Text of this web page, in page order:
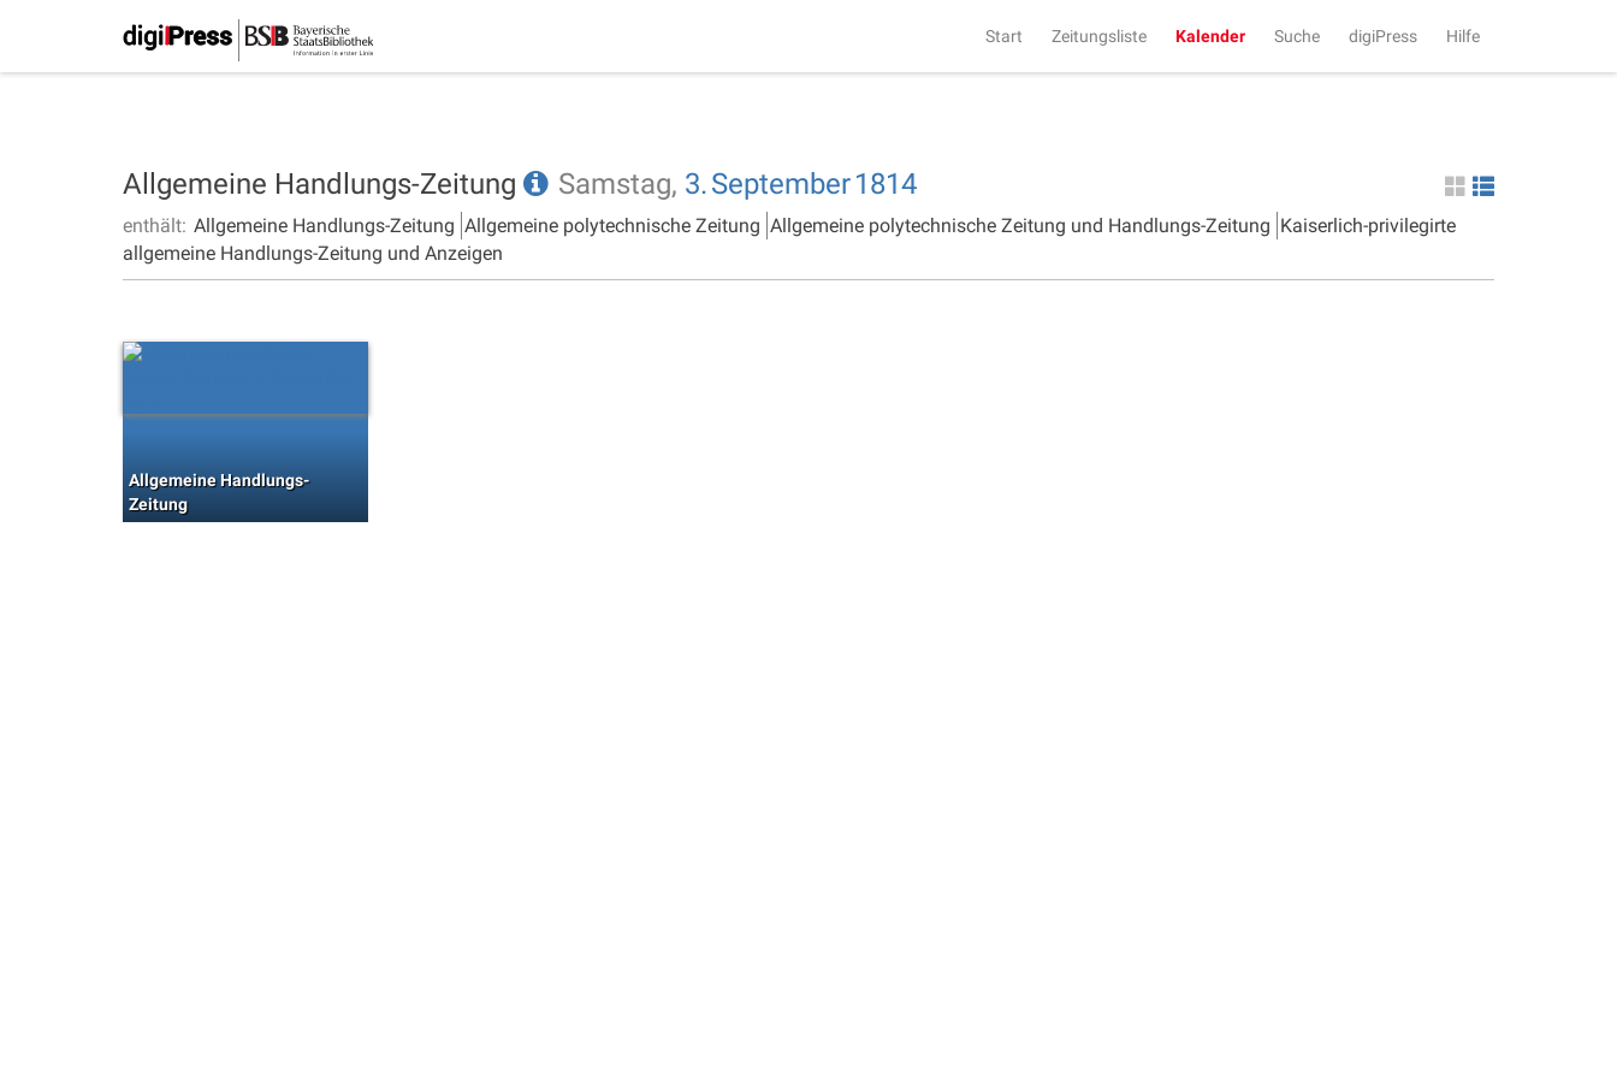
Start Zeitungsliste Kalender Suche digiPress Hilfe
Allgemeine Handlungs-Zeitung Samstag, 3.September1814
enthält: Allgemeine Handlungs-Zeitung Allgemeine polytechnische Zeitung Allgemeine polytechnische Zeitung und Handlungs-Zeitung Kaiserlich-privilegirte
allgemeine Handlungs-Zeitung und Anzeigen
Allgemeine Handlungs-
Zeitung